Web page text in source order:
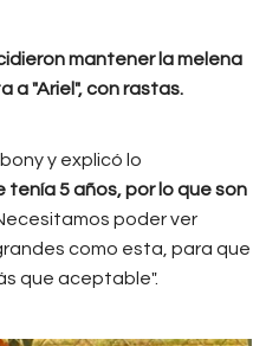
mantener la melena
a "Ariel", con rastas.
y explicó lo
tenía 5 años, por lo que son
poder ver
como esta, para que
que aceptable".